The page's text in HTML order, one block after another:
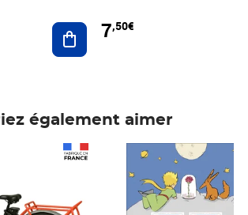
Ajouter au panier
7,50€
également aimer
Prix 7,50€